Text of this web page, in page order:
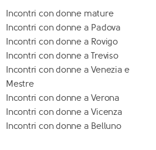
Incontri con donne mature
Incontri con donne a Padova
Incontri con donne a Rovigo
Incontri con donne a Treviso
Incontri con donne a Venezia e
Mestre
Incontri con donne a Verona
Incontri con donne a Vicenza
Incontri con donne a Belluno